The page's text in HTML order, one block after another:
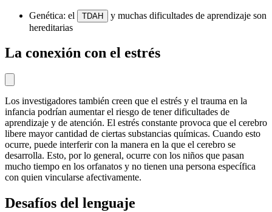
Genética: el TDAH
y muchas dificultades de aprendizaje son
hereditarias
La conexión con el estrés
Los investigadores también creen que el estrés y el trauma en la
infancia podrían aumentar el riesgo de tener dificultades de
aprendizaje y de atención. El estrés constante provoca que el cerebro
libere mayor cantidad de ciertas substancias químicas. Cuando esto
ocurre, puede interferir con la manera en la que el cerebro se
desarrolla. Esto, por lo general, ocurre con los niños que pasan
mucho tiempo en los orfanatos y no tienen una persona específica
con quien vincularse afectivamente.
Desafíos del lenguaje